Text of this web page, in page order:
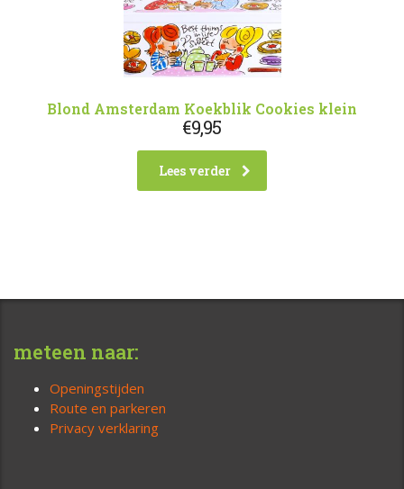
Blond Amsterdam Koekblik Cookies klein
€9,95
Lees verder
meteen naar:
Openingstijden
Route en parkeren
Privacy verklaring